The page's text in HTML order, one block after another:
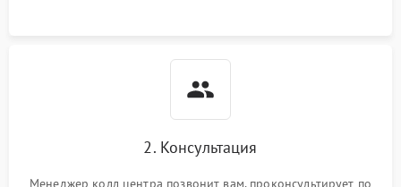
2. Консультация
Менеджер колл центра позвонит вам, проконсультирует по